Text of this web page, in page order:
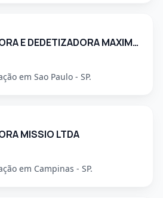
DESENTUPIDORA E DEDETIZADORA MAXIMO EMPENHO LTDA
em Sao Paulo - SP.
MISSIO LTDA
em Campinas - SP.